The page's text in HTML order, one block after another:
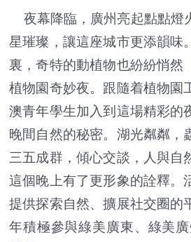
夜幕降臨，廣州亮起點點燈
星璀璨，讓這座城市更添韻味
裏，奇特的動植物也紛紛悄然
植物園奇妙夜。跟隨着植物園
澳青年學生加入到這場精彩的
晚間自然的秘密。湖光粼粼，
三五成群，傾心交談，人與自
這個晚上有了更形象的詮釋。
提供探索自然、擴展社交圈的
年積極參與綠美廣東、綠美廣